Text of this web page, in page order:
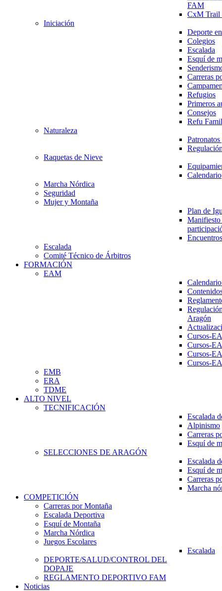
FAM
CxM
Iniciación
Deporte
Colegios
Escalada
Esquí de
Carreras
Refugios
Primeros
Consejos
Refu
Naturaleza
Raquetas de Nieve
Calendario
Marcha Nórdica
Seguridad
Mujer y Montaña
Plan de
Escalada
Comité Técnico de Árbitros
FORMACIÓN
EAM
Aragón
Cursos-
Cursos-
Cursos-
Cursos-
EMB
ERA
TDME
ALTO NIVEL
TECNIFICACIÓN
Escalada
Alpinismo
Carreras
Esquí de
SELECCIONES DE ARAGÓN
Escalada
Esquí de
Carreras
Marcha
COMPETICIÓN
Carreras por Montaña
Escalada Deportiva
Esquí de Montaña
Marcha Nórdica
Juegos Escolares
Escalada
DEPORTE/SALUD/CONTROL DEL
DOPAJE
REGLAMENTO DEPORTIVO FAM
Noticias